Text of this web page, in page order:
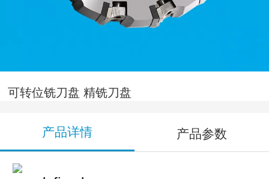
可转位铣刀盘 精铣刀盘
产品详情 产品参数